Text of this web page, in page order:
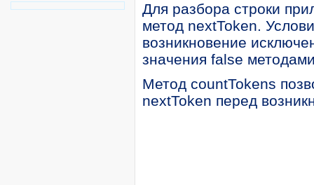
Для разбора строки
метод nextToken.
возникновение
значения false
Метод countTokens
nextToken перед